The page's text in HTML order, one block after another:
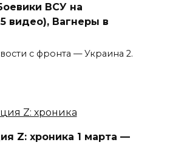
ВСУ на
видео), Вагнеры в
с фронта — Украина 2.
Z: хроника 1 марта —